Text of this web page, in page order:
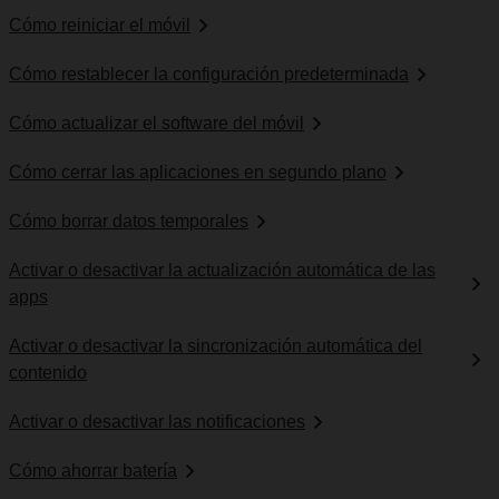
Cómo reiniciar el móvil
Cómo restablecer la configuración predeterminada
Cómo actualizar el software del móvil
Cómo cerrar las aplicaciones en segundo plano
Cómo borrar datos temporales
Activar o desactivar la actualización automática de las
apps
Activar o desactivar la sincronización automática del
contenido
Activar o desactivar las notificaciones
Cómo ahorrar batería